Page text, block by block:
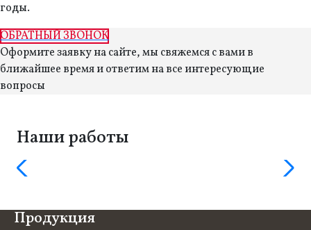
годы.
ОБРАТНЫЙ ЗВОНОК
Оформите заявку на сайте, мы свяжемся с вами в
ближайшее время и ответим на все интересующие
вопросы
Наши работы
Продукция